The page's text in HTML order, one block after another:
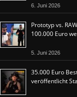
6. Juni 2026
Prototyp vs.
100.000 Euro
5. Juni 2026
35.000 Euro
veröffentlicht